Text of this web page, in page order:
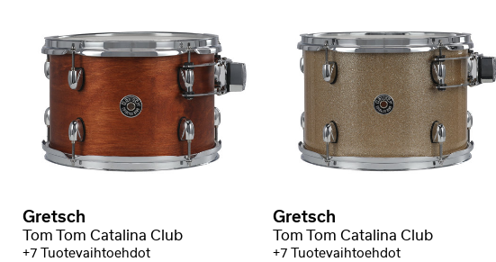
Gretsch
Tom Tom Catalina Club
+7 Tuotevaihtoehdot
Gretsch
Tom Tom Catalina Club
+7 Tuotevaihtoehdot